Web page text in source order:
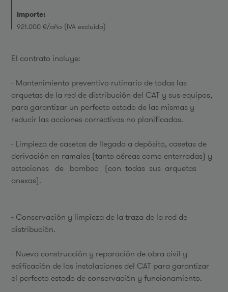
Importe:
921.000 €/año (IVA excluido)
El contrato incluye:
- Mantenimiento preventivo rutinario de todas las
arquetas de la red de distribución del CAT y sus equipos,
para garantizar un perfecto estado de las mismas y
reducir las acciones correctivas no planificadas.
- Limpieza de casetas de llegada a depósito, casetas de
derivación en ramales (tanto aéreas como enterradas) y
estaciones de bombeo (con todas sus arquetas
anexas).
- Conservación y limpieza de la traza de la red de
distribución.
- Nueva construcción y reparación de obra civil y
edificación de las instalaciones del CAT para garantizar
el perfecto estado de conservación y funcionamiento.